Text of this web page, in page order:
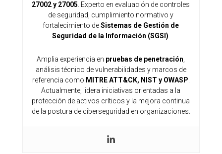
27002 y 27005 . Experto en evaluación de controles
de seguridad, cumplimiento normativo y
fortalecimiento deSistemas de Gestión de
Seguridad de la Información (SGSI)
Amplia experiencia en pruebas de penetración
análisis técnico de vulnerabilidades y marcos de
referencia como MITRE ATT&CK, NIST y OWASP
Actualmente, lidera iniciativas orientadas a la
protección de activos críticos y la mejora continua
de la postura de ciberseguridad en organizaciones.